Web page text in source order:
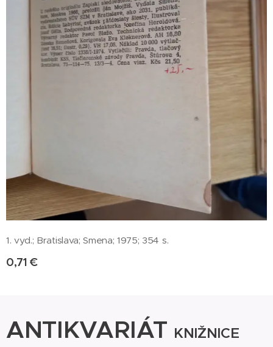
1. vyd.; Bratislava; Smena; 1975; 354 s.
0,71 €
ANTIKVARIÁT KNIŽNICE